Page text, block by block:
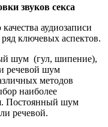
звуков секса
аудиозаписи
ключевых аспектов.
шум (гул, шипение),
речевой шум
методов
наиболее
Постоянный шум
речевой.